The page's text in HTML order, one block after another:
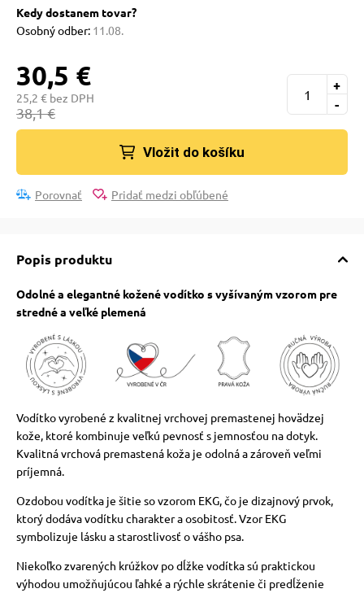
a ohlávky
psov
poukazy
mačky
mačky
podložky
poukazy
Kedy dostanem tovar?
Osobný odber: 11.08.
30,5 €
25,2 € bez DPH
38,1 € -
+
Vložit do košíku
Porovnať Pridať medzi obľúbené
Popis produktu
Odolné a elegantné kožené vodítko s vyšívaným vzorom pre
stredné a veľké plemená
Vodítko vyrobené z kvalitnej vrchovej premastenej hovädzej
kože, ktoré kombinuje veľkú pevnosť s jemnosťou na dotyk.
Kvalitná vrchová premastená koža je odolná a zároveň veľmi
príjemná.
Ozdobou vodítka je šitie so vzorom EKG, čo je dizajnový prvok,
ktorý dodáva vodítku charakter a osobitosť. Vzor EKG
symbolizuje lásku a starostlivosť o vášho psa.
Niekoľko zvarených krúžkov po dĺžke vodítka sú praktickou
výhodou umožňujúcou ľahké a rýchle skrátenie či predĺženie